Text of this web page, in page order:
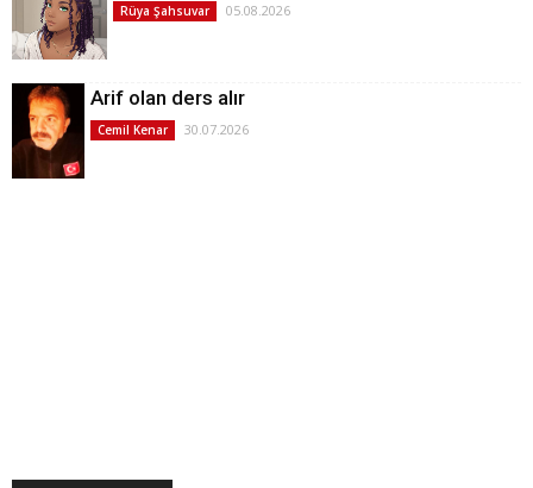
Rüya Şahsuvar 05.08.2026
Arif olan ders alır
Cemil Kenar 30.07.2026